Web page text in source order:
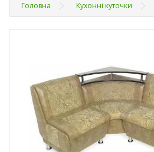
Головна Кухонні куточки